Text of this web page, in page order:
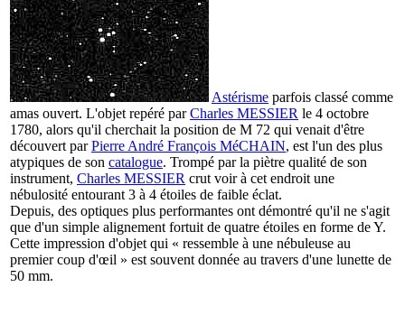
Astérisme parfois classé comme
amas ouvert. L'objet repéré parCharles MESSIER le 4 octobre
1780, alors qu'il cherchait la position de M 72 qui venait d'être
découvert parPierre André François MéCHAIN, est l'un des plus
atypiques de son catalogue. Trompé par la piètre qualité de son
instrument, Charles MESSIER crut voir à cet endroit une
nébulosité entourant 3 à 4 étoiles de faible éclat.
Depuis, des optiques plus performantes ont démontré qu'il ne s'agit
que d'un simple alignement fortuit de quatre étoiles en forme de Y.
Cette impression d'objet qui « ressemble à une nébuleuse au
premier coup d'œil » est souvent donnée au travers d'une lunette de
50 mm.